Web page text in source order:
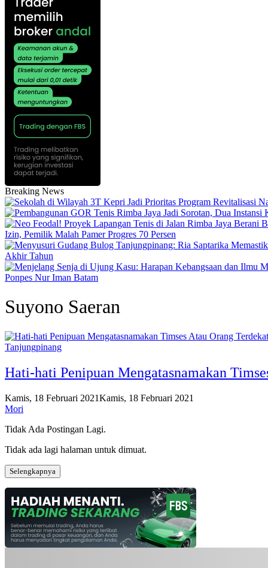
Breaking News
Izin, Pemilik Malah Pamer Progres 70 Persen
Akhir Tahun
Ponpes Nur Iman Batam
Suyono Saeran
Tanjungpinang
Hati-hati Penipuan Mengatasnamakan
Kamis, 18 Februari 2021Kamis, 18 Februari 2021
Mori
Tidak Ada Postingan Lagi.
Tidak ada lagi halaman untuk dimuat.
Selengkapnya